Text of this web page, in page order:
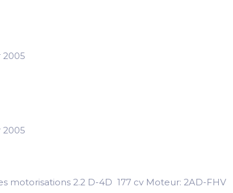
2005
2005
motorisations 2.2 D-4D 177 cv Moteur: 2AD-FHV